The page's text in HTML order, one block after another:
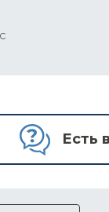
Есть